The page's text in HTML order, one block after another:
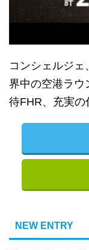
コンシェルジ
界中の空港ラウ
待FHR、充実の
NEW ENTRY